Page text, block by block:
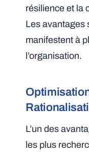
résilience et la
Les avantages
manifestent à
l’organisation.
L’un des
les plus